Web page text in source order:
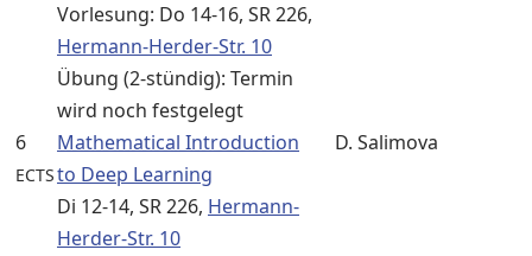
Vorlesung: Do 14-16, SR 226,
Hermann-Herder-Str. 10
Übung (2-stündig): Termin
wird noch festgelegt
6
ECTS
Mathematical Introduction
to Deep Learning
D. Salimova
Di 12-14, SR 226, Hermann-
Herder-Str. 10